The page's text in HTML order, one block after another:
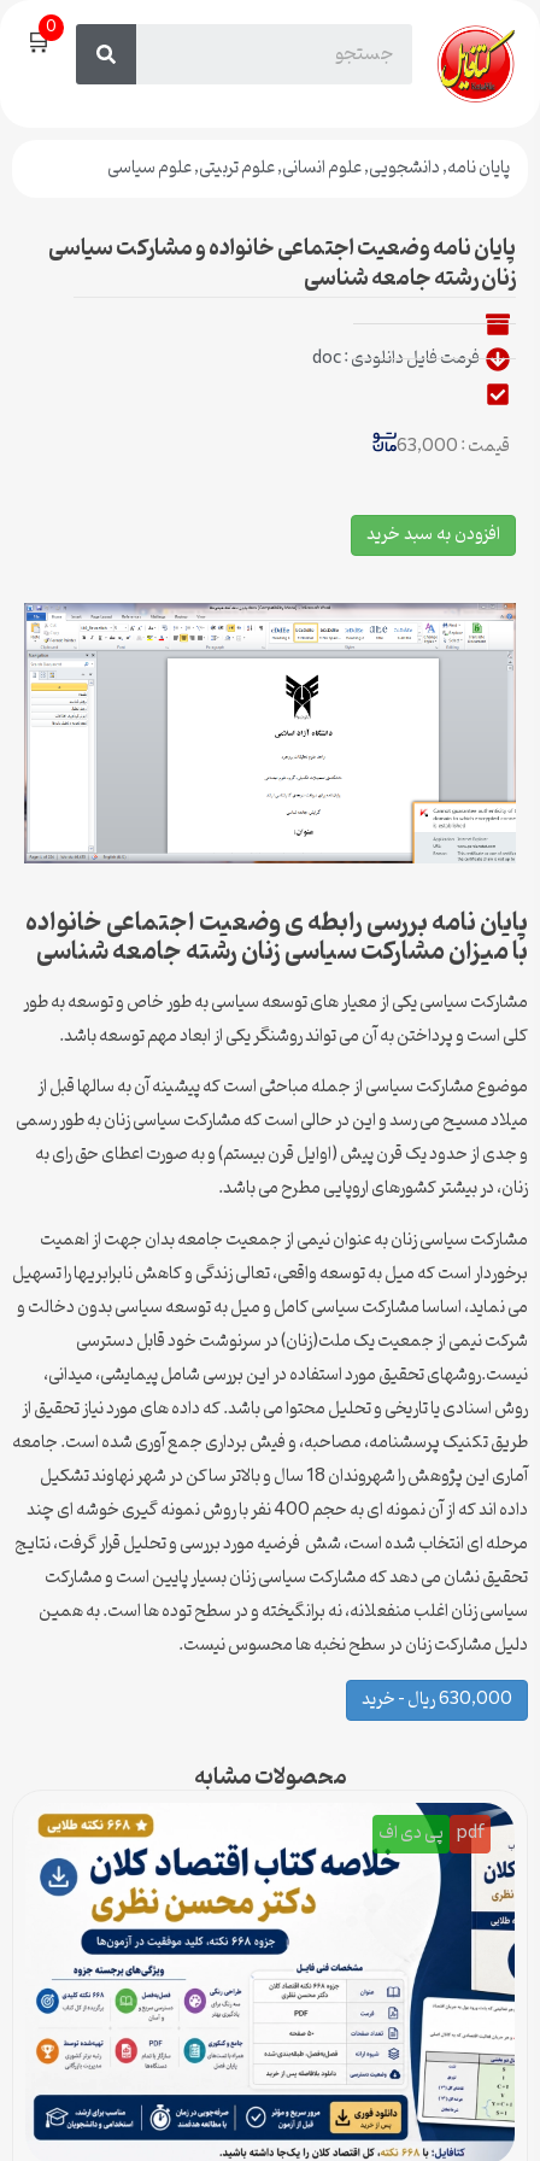
🛒0
پایان نامه,دانشجویی,علوم انسانی,علوم تربیتی,علوم سیاسی
پایان نامه وضعیت اجتماعی خانواده و مشارکت سیاسی
زنان رشته جامعه شناسی
فرمت فایل دانلودی : doc
قیمت : 63,000
افزودن به سبد خرید
پایان نامه بررسی رابطه ­ی وضعیت اجتماعی خانواده
با میزان مشارکت سیاسی زنان رشته جامعه شناسی
مشارکت سیاسی یکی از معیار های توسعه سیاسی به طور خاص و توسعه به طور
کلی است و پرداختن به آن می تواند روشنگر یکی از ابعاد مهم توسعه باشد.
موضوع مشارکت سیاسی از جمله مباحثی است که پیشینه آن به سالها قبل از
میلاد مسیح می رسد و این در حالی است که مشارکت سیاسی زنان به طور رسمی
و جدی از حدود یک قرن پیش (اوایل قرن بیستم) و به صورت اعطای حق رای به
زنان، در بیشتر کشورهای اروپایی مطرح می باشد.
مشارکت سیاسی زنان به عنوان نیمی از جمعیت جامعه بدان جهت از اهمیت
برخوردار است که میل به توسعه واقعی، تعالی زندگی و کاهش نابرابریها را تسهیل
می نماید، اساسا مشارکت سیاسی کامل و میل به توسعه سیاسی بدون دخالت و
شرکت نیمی از جمعیت یک ملت(زنان) در سرنوشت خود قابل دسترسی
نیست.روشهای تحقیق مورد استفاده در این بررسی شامل پیمایشی، میدانی،
روش اسنادی یا تاریخی و تحلیل محتوا می باشد. که داده های مورد نیاز تحقیق از
طریق تکنیک پرسشنامه، مصاحبه، و فیش برداری جمع آوری شده است. جامعه
آماری این پژوهش را شهروندان 18 سال و بالاتر ساکن در شهر نهاوند تشکیل
داده اند که از آن نمونه ای به حجم 400 نفر با روش نمونه گیری خوشه ای چند
مرحله ای انتخاب شده است، شش فرضیه مورد بررسی و تحلیل قرار گرفت، نتایج
تحقیق نشان می دهد که مشارکت سیاسی زنان بسیار پایین است و مشارکت
سیاسی زنان اغلب منفعلانه، نه برانگیخته و در سطح توده ها است. به همین
دلیل مشارکت زنان در سطح نخبه ها محسوس نیست.
630,000 ریال – خرید
محصولات مشابه
pdf پی دی اف